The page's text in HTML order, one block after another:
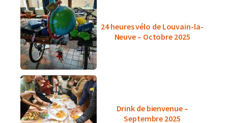
24 heures vélo de Louvain-la-
Neuve – Octobre 2025
Drink de bienvenue –
Septembre 2025